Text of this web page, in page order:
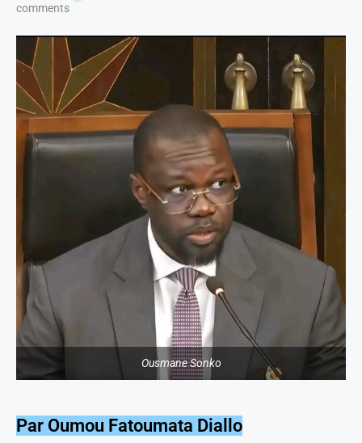
comments
Ousmane Sonko
Par Oumou Fatoumata Diallo